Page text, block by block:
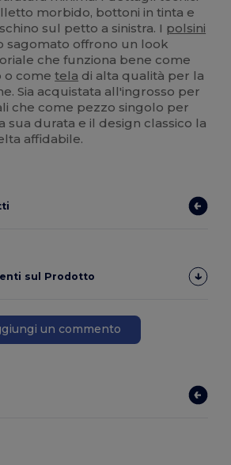
morbido, bottoni in tinta e
sul petto a sinistra. I polsini
sagomato offrono un look
che funziona bene come
o cometela di alta qualità per la
Sia acquistata all'ingrosso per
che come pezzo singolo per
sua durata e il design classico la
affidabile.
sul Prodotto
un commento